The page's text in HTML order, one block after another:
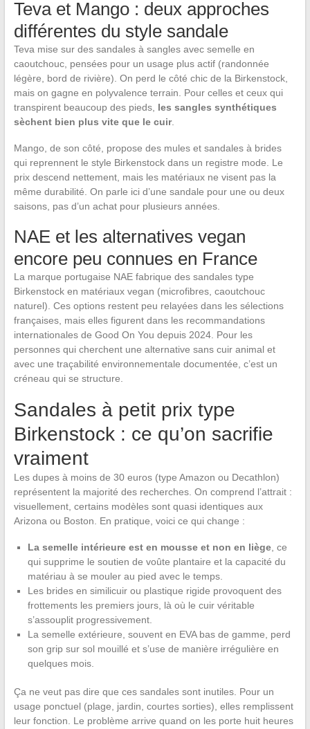
Teva et Mango : deux approches
différentes du style sandale
Teva mise sur des sandales à sangles avec semelle en
caoutchouc, pensées pour un usage plus actif (randonnée
légère, bord de rivière). On perd le côté chic de la Birkenstock,
mais on gagne en polyvalence terrain. Pour celles et ceux qui
transpirent beaucoup des pieds, les sangles synthétiques
sèchent bien plus vite que le cuir.
Mango, de son côté, propose des mules et sandales à brides
qui reprennent le style Birkenstock dans un registre mode. Le
prix descend nettement, mais les matériaux ne visent pas la
même durabilité. On parle ici d’une sandale pour une ou deux
saisons, pas d’un achat pour plusieurs années.
NAE et les alternatives vegan
encore peu connues en France
La marque portugaise NAE fabrique des sandales type
Birkenstock en matériaux vegan (microfibres, caoutchouc
naturel). Ces options restent peu relayées dans les sélections
françaises, mais elles figurent dans les recommandations
internationales de Good On You depuis 2024. Pour les
personnes qui cherchent une alternative sans cuir animal et
avec une traçabilité environnementale documentée, c’est un
créneau qui se structure.
Sandales à petit prix type
Birkenstock : ce qu’on sacrifie
vraiment
Les dupes à moins de 30 euros (type Amazon ou Decathlon)
représentent la majorité des recherches. On comprend l’attrait :
visuellement, certains modèles sont quasi identiques aux
Arizona ou Boston. En pratique, voici ce qui change :
La semelle intérieure est en mousse et non en liège, ce
qui supprime le soutien de voûte plantaire et la capacité du
matériau à se mouler au pied avec le temps.
Les brides en similicuir ou plastique rigide provoquent des
frottements les premiers jours, là où le cuir véritable
s’assouplit progressivement.
La semelle extérieure, souvent en EVA bas de gamme, perd
son grip sur sol mouillé et s’use de manière irrégulière en
quelques mois.
Ça ne veut pas dire que ces sandales sont inutiles. Pour un
usage ponctuel (plage, jardin, courtes sorties), elles remplissent
leur fonction. Le problème arrive quand on les porte huit heures